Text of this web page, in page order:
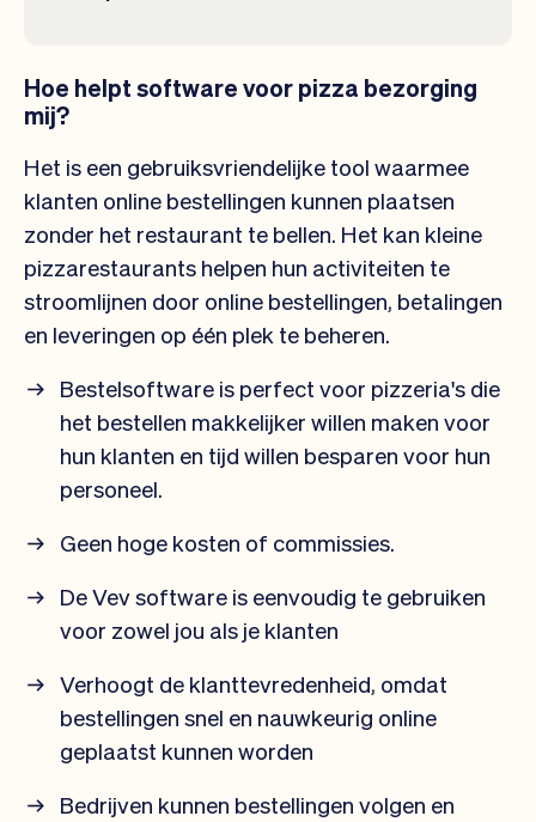
Hoe helpt software voor pizza bezorging
mij?
Het is een gebruiksvriendelijke tool waarmee
klanten online bestellingen kunnen plaatsen
zonder het restaurant te bellen. Het kan kleine
pizzarestaurants helpen hun activiteiten te
stroomlijnen door online bestellingen, betalingen
en leveringen op één plek te beheren.
Bestelsoftware is perfect voor pizzeria's die
het bestellen makkelijker willen maken voor
hun klanten en tijd willen besparen voor hun
personeel.
Geen hoge kosten of commissies.
De Vev software is eenvoudig te gebruiken
voor zowel jou als je klanten
Verhoogt de klanttevredenheid, omdat
bestellingen snel en nauwkeurig online
geplaatst kunnen worden
Bedrijven kunnen bestellingen volgen en